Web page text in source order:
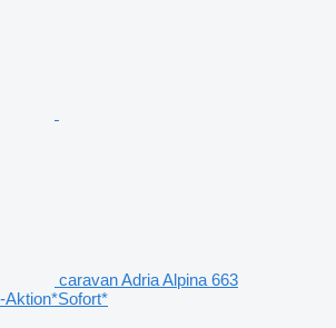
caravan Adria Alpina 663
Aktion*Sofort*